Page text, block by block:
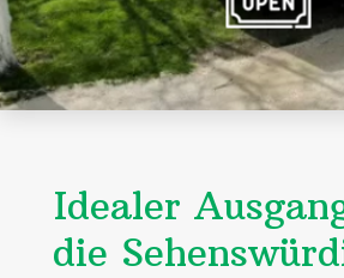
Idealer
die